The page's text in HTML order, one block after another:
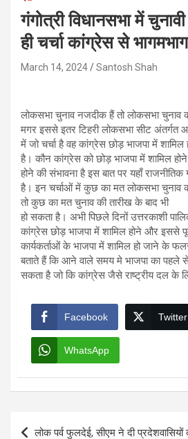
गंगोत्री विधानसभा में
ही चर्चा कांग्रेस से
March 14, 2024 Santosh Shah
लोकसभा चुनाव नजदीक हैं तो लोकसभा चुनाव की
मगर इससे इतर टिहरी लोकसभा सीट अंतर्गत
में जो चर्चा है वह कांग्रेस छोड़ भाजपा में
है। कौन कांग्रेस को छोड़ भाजपा में शामिल
होने की संभावना है इस बात पर यहाँ राजनीतिक
है। इन चर्चाओं में कुछ का मत लोकसभा चुनाव
तो कुछ का मत चुनाव की तारीख के बाद भी
हो सकता है। अभी पिछले दिनों उत्तरकाशी
कांग्रेस छोड़ भाजपा में शामिल होने और इससे
कार्यकर्ताओं के भाजपा में शामिल हो जाने के
बताते हैं कि आने वाले समय मे भाजपा का
सकता है जो कि कांग्रेस जैसे राष्ट्रीय दल के
Facebook Twitter
WhatsApp
Post
लोक पर्व फुलदेई, सीएम ने दी